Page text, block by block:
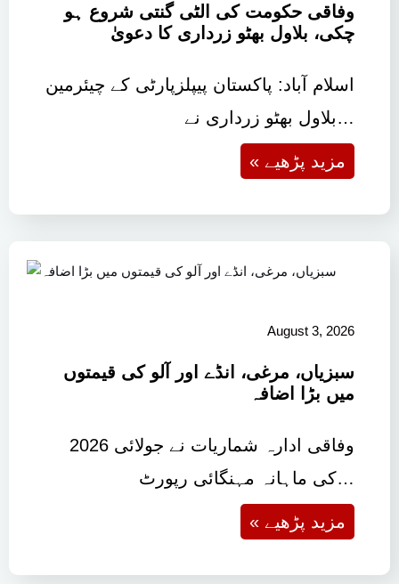
وفاقی حکومت کی الٹی گنتی شروع ہو
چکی، بلاول بھٹو زرداری کا دعویٰ
اسلام آباد: پاکستان پیپلزپارٹی کے چیئرمین
بلاول بھٹو زرداری نے…
« مزید پڑھیے
August 3, 2026
سبزیاں، مرغی، انڈے اور آلو کی قیمتوں
میں بڑا اضافہ
وفاقی ادارہ شماریات نے جولائی 2026
کی ماہانہ مہنگائی رپورٹ…
« مزید پڑھیے